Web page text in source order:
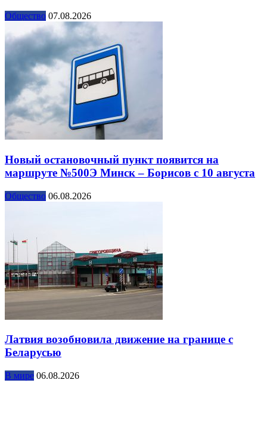
Общество 07.08.2026
Новый остановочный пункт появится на
маршруте №500Э Минск – Борисов с 10 августа
Общество 06.08.2026
Латвия возобновила движение на границе с
Беларусью
В мире 06.08.2026